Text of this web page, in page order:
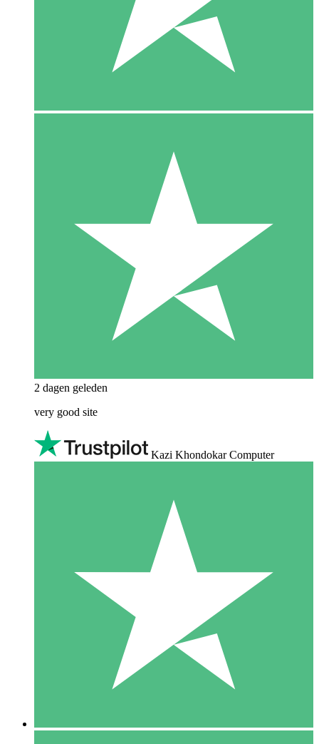
2 dagen geleden
very good site
Kazi Khondokar Computer